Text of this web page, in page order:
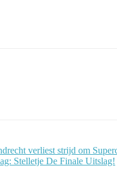
verliest strijd om
Stelletje De Finale Uitslag!